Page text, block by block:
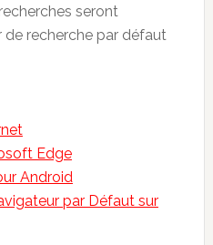
seront
recherche par défaut
Edge
Android
par Défaut sur